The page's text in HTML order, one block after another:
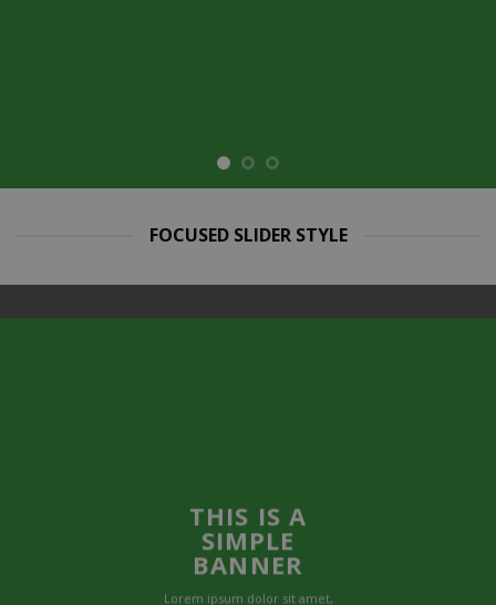
FOCUSED SLIDER STYLE
THIS IS A
SIMPLE
BANNER
Lorem ipsum dolor sit amet,